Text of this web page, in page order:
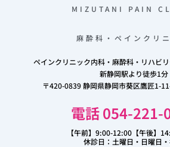
MIZUTANI PAIN
麻酔科・ペインクリ
ペインクリニック内科・麻酔科・リハビ
新静岡駅より徒歩1分
〒420-0839 静岡県静岡市葵区鷹匠1-
電話 054-221-
【午前】9:00-12:00【午後】
休診日：土曜日・日曜日